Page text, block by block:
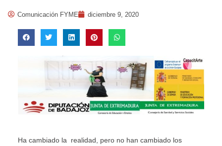
Comunicación FYME diciembre 9, 2020
Ha cambiado la realidad, pero no han cambiado los